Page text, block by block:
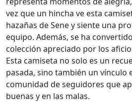
vez que un hincha ve esta
hazañas de Sene y siente una
equipo. Además, se ha
colección apreciado por los
Esta camiseta no solo es un
pasada, sino también un vínculo
comunidad de seguidores que
buenas y en las malas.